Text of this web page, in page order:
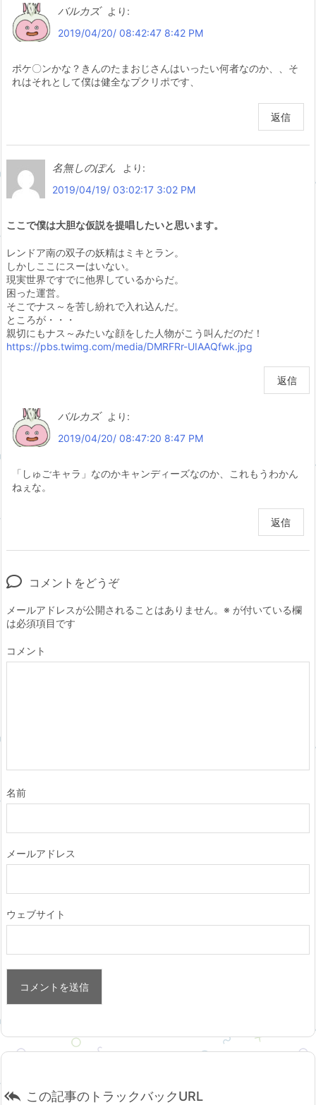
バルカズ
より:
2019/04/20/ 08:42:47 8:42 PM
ポケ〇ンかな？きんのたまおじさんはいったい何者なのか、、そ
れはそれとして僕は健全なプクリポです、
返信
名無しのぽん
より:
2019/04/19/ 03:02:17 3:02 PM
ここで僕は大胆な仮説を提唱したいと思います。
レンドア南の双子の妖精はミキとラン。
しかしここにスーはいない。
現実世界ですでに他界しているからだ。
困った運営。
そこでナス～を苦し紛れで入れ込んだ。
ところが・・・
親切にもナス～みたいな顔をした人物がこう叫んだのだ！
https://pbs.twimg.com/media/DMRFRr-UIAAQfwk.jpg
返信
バルカズ
より:
2019/04/20/ 08:47:20 8:47 PM
「しゅごキャラ」なのかキャンディーズなのか、これもうわかん
ねぇな。
返信
コメントをどうぞ
メールアドレスが公開されることはありません。 ※ が付いている欄
は必須項目です
コメント
名前
メールアドレス
ウェブサイト
 この記事のトラックバックURL